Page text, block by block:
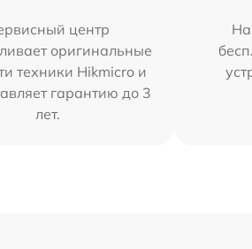
центр
оригинальные
техники Hikmicro и
гарантию до 3
лет.